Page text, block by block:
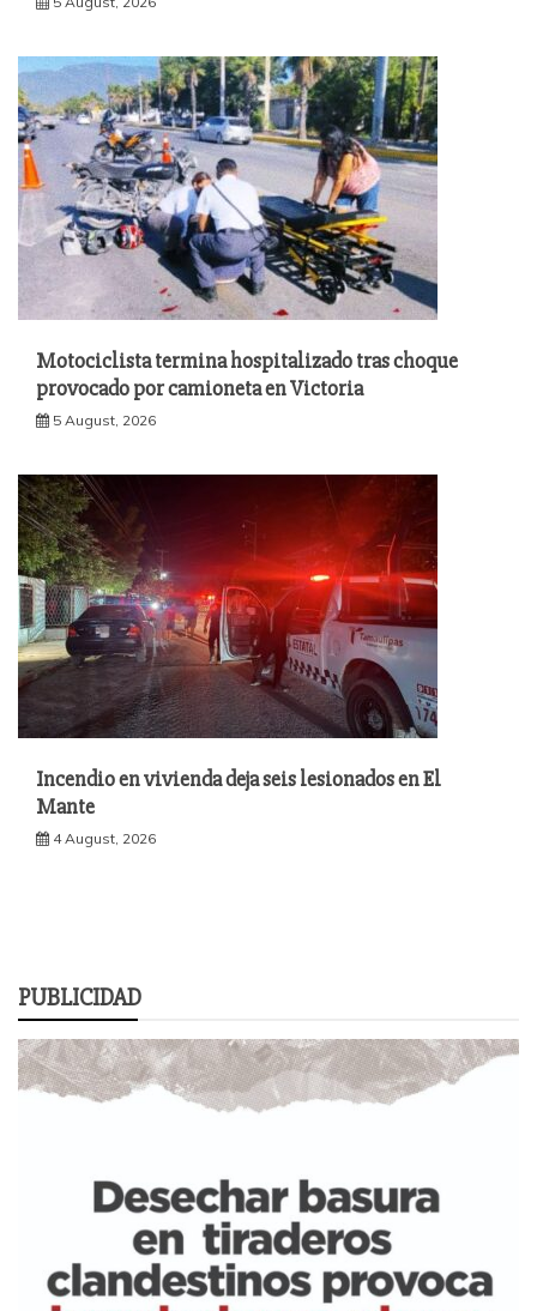
Motociclista termina hospitalizado tras choque
provocado por camioneta en Victoria
5 August, 2026
Incendio en vivienda deja seis lesionados en El
Mante
4 August, 2026
PUBLICIDAD